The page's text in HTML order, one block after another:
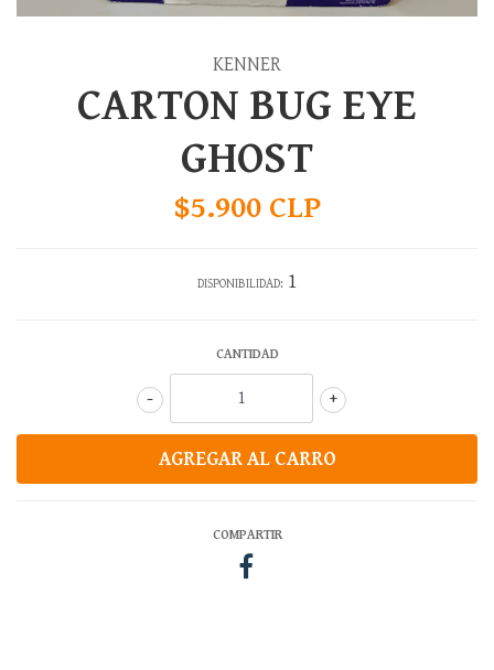
KENNER
CARTON BUG EYE
GHOST
$5.900 CLP
DISPONIBILIDAD: 1
CANTIDAD
+
-
COMPARTIR